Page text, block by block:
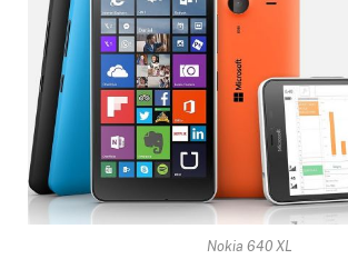
Nokia 640 XL